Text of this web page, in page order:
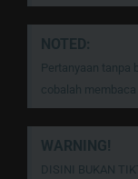
NOTED:
Pertanyaan tanpa
cobalah
WARNING!
DISINI BUKAN